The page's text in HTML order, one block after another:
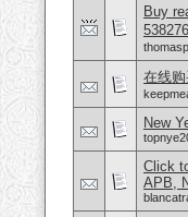
Buy
在线
New
Click
APB,